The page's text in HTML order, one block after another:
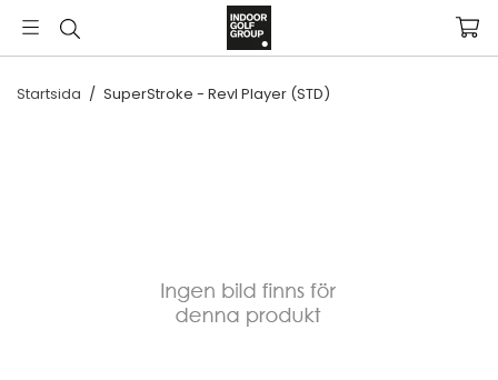
Startsida / SuperStroke - Revl Player (STD)